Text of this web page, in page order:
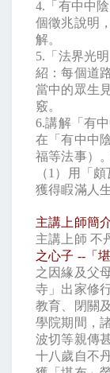
4. 「有中中
個徵兆說明
解。
5. 「法界光
紹：每個道
當中的眾生
竅。
6.講解「有
在「有中中
福等法事）
（1 ）用「頗
獲得睱滿人
主講上師簡
主講上師 不
之心子 -- 「
之因緣及父
寺」出家修
教育、閉關
學院期間，
波切等親傳
十八歲自不